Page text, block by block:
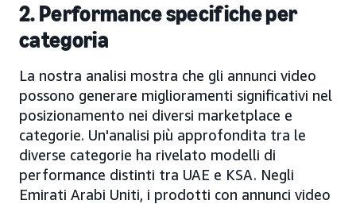
2. Performance specifiche per
categoria
La nostra analisi mostra che gli annunci video
possono generare miglioramenti significativi nel
posizionamento nei diversi marketplace e
categorie. Un'analisi più approfondita tra le
diverse categorie ha rivelato modelli di
performance distinti tra UAE e KSA. Negli
Emirati Arabi Uniti, i prodotti con annunci video